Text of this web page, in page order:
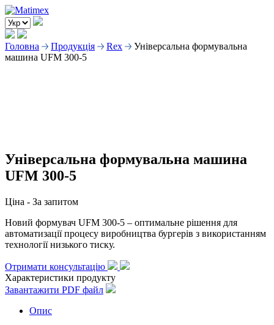
Головна Продукція Rex
Універсальна формувальна
машина UFM 300-5
Універсальна формувальна машина
UFM 300-5
Ціна - За запитом
Новий формувач UFM 300-5 – оптимальне рішення для
автоматизації процесу виробництва бургерів з використанням
технології низького тиску.
Отримати консультацію
Характеристики продукту
Завантажити PDF файл
Опис